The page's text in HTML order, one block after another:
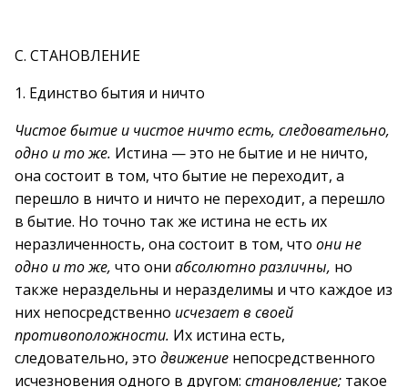
С. СТАНОВЛЕНИЕ
1. Единство бытия и ничто
Чистое бытие и чистое ничто есть, следовательно,
одно и то же. Истина — это не бытие и не ничто,
она состоит в том, что бытие не переходит, а
перешло в ничто и ничто не переходит, а перешло
в бытие. Но точно так же истина не есть их
неразличенность, она состоит в том, что они не
одно и то же, что они абсолютно различны, но
также нераздельны и неразделимы и что каждое из
них непосредственно исчезает в своей
противоположности. Их истина есть,
следовательно, это движение непосредственного
исчезновения одного в другом: становление; такое